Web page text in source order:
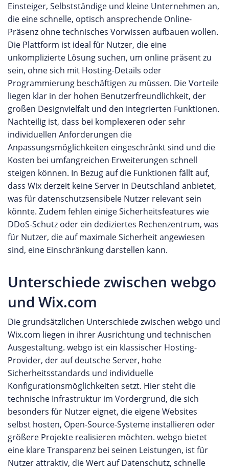
Einsteiger, Selbstständige und kleine Unternehmen an,
die eine schnelle, optisch ansprechende Online-
Präsenz ohne technisches Vorwissen aufbauen wollen.
Die Plattform ist ideal für Nutzer, die eine
unkomplizierte Lösung suchen, um online präsent zu
sein, ohne sich mit Hosting-Details oder
Programmierung beschäftigen zu müssen. Die Vorteile
liegen klar in der hohen Benutzerfreundlichkeit, der
großen Designvielfalt und den integrierten Funktionen.
Nachteilig ist, dass bei komplexeren oder sehr
individuellen Anforderungen die
Anpassungsmöglichkeiten eingeschränkt sind und die
Kosten bei umfangreichen Erweiterungen schnell
steigen können. In Bezug auf die Funktionen fällt auf,
dass Wix derzeit keine Server in Deutschland anbietet,
was für datenschutzsensibele Nutzer relevant sein
könnte. Zudem fehlen einige Sicherheitsfeatures wie
DDoS-Schutz oder ein dediziertes Rechenzentrum, was
für Nutzer, die auf maximale Sicherheit angewiesen
sind, eine Einschränkung darstellen kann.
Unterschiede zwischen webgo
und Wix.com
Die grundsätzlichen Unterschiede zwischen webgo und
Wix.com liegen in ihrer Ausrichtung und technischen
Ausgestaltung. webgo ist ein klassischer Hosting-
Provider, der auf deutsche Server, hohe
Sicherheitsstandards und individuelle
Konfigurationsmöglichkeiten setzt. Hier steht die
technische Infrastruktur im Vordergrund, die sich
besonders für Nutzer eignet, die eigene Websites
selbst hosten, Open-Source-Systeme installieren oder
größere Projekte realisieren möchten. webgo bietet
eine klare Transparenz bei seinen Leistungen, ist für
Nutzer attraktiv, die Wert auf Datenschutz, schnelle